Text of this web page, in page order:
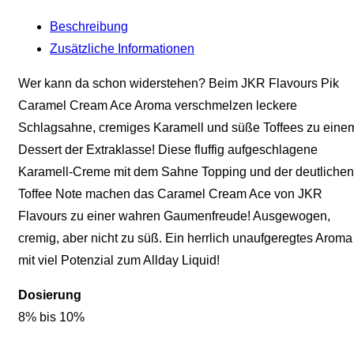
Beschreibung
Zusätzliche Informationen
Wer kann da schon widerstehen? Beim JKR Flavours Pik
Caramel Cream Ace Aroma verschmelzen leckere
Schlagsahne, cremiges Karamell und süße Toffees zu
Dessert der Extraklasse! Diese fluffig aufgeschlagene
Karamell-Creme mit dem Sahne Topping und der deutlichen
Toffee Note machen das Caramel Cream Ace von JKR
Flavours zu einer wahren Gaumenfreude! Ausgewogen,
cremig, aber nicht zu süß. Ein herrlich unaufgeregtes Aroma
mit viel Potenzial zum Allday Liquid!
Dosierung
8% bis 10%